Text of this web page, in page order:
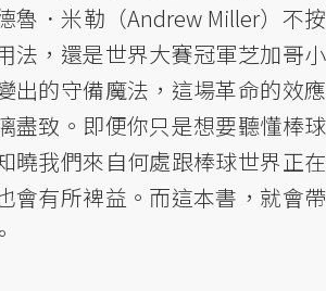
魯．米勒（Andrew Miller）不按
法，還是世界大賽冠軍芝加哥小
出的守備魔法，這場革命的效應
盡致。即便你只是想要聽懂棒球
曉我們來自何處跟棒球世界正在
會有所裨益。而這本書，就會帶